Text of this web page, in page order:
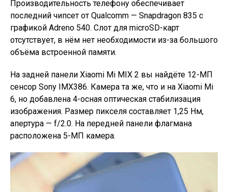
Производительность телефону обеспечивает
последний чипсет от Qualcomm — Snapdragon 835 с
графикой Adreno 540. Слот для microSD-карт
отсутствует, в нём нет необходимости из-за большого
объёма встроенной памяти.
На задней панели Xiaomi Mi MIX 2 вы найдёте 12-МП
сенсор Sony IMX386. Камера та же, что и на Xiaomi Mi
6, но добавлена 4-осная оптическая стабилизация
изображения. Размер пикселя составляет 1,25 Нм,
апертура — f/2.0. На передней панели флагмана
расположена 5-МП камера.